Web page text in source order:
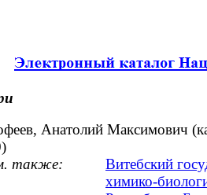
Анатолий Максимович
также:
Витебский
химико-